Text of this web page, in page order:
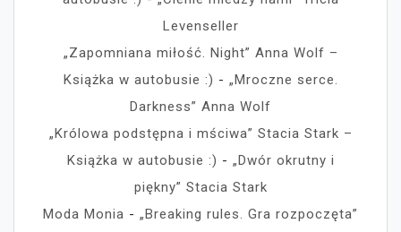
Levenseller
„Zapomniana miłość. Night” Anna Wolf –
Książka w autobusie :) - „Mroczne serce.
Darkness” Anna Wolf
„Królowa podstępna i mściwa” Stacia Stark –
Książka w autobusie :) - „Dwór okrutny i
piękny” Stacia Stark
Moda Monia - „Breaking rules. Gra rozpoczęta”